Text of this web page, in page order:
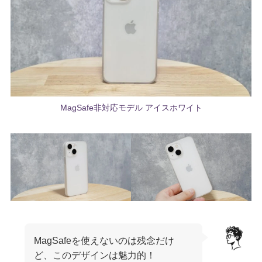
MagSafe非対応モデル アイスホワイト
MagSafeを使えないのは残念だけ
ど、このデザインは魅力的！